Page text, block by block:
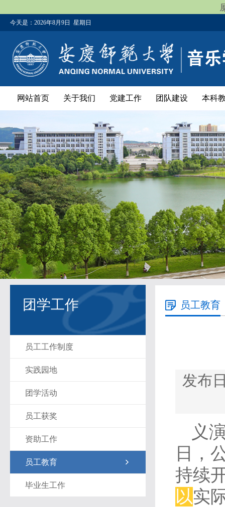
今天是： 2026年8月9日 星期日
网站首页 关于我们 党建工作 团队建设 本科
团学工作
员工工作制度
实践园地
团学活动
员工获奖
资助工作
员工教育
毕业生工作
员工教育
发布
义
日，
持续
以实